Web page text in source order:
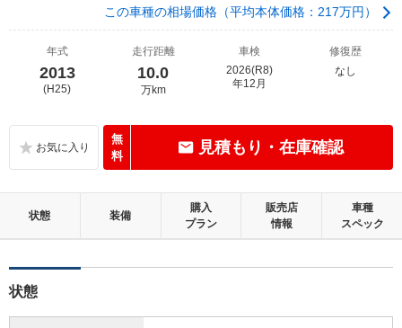
この車種の相場価格（平均本体価格：217万円）
年式
2013
(H25)
走行距離
10.0
万km
車検
2026(R8)
年12月
修復歴
なし
無
料
見積もり・在庫確認
状態 装備
購入
プラン
販売店
情報
車種
スペック
状態